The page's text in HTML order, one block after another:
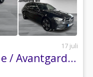
17 juli
Mercedes-Benz C 300 T e / Avantgarde Advanced Plus / Drag / MOMS